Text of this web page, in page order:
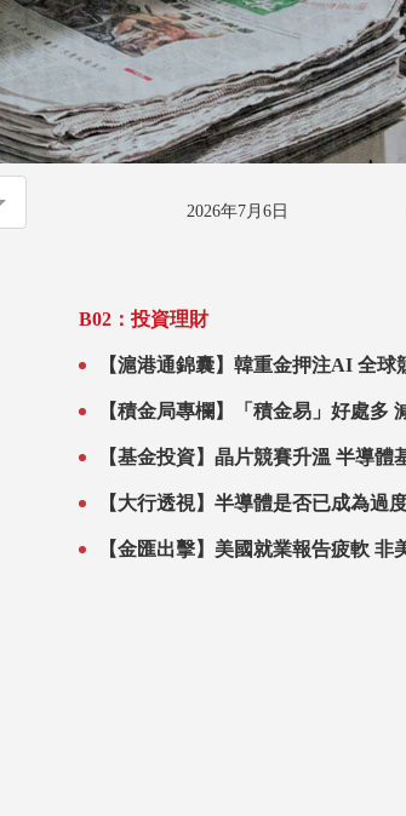
香港文匯報 2026年7月6日
B02：投資理財
【滬港通錦囊】韓重金押注AI 全球
【積金局專欄】「積金易」好處多
【基金投資】晶
【大行透視】半導體是否已成為過
【金匯出